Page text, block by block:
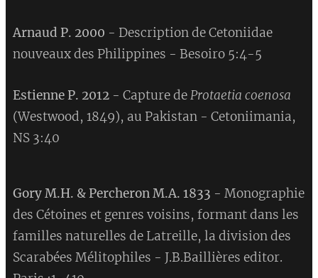
Arnaud P. 2000 - Description de Cetoniidae
nouveaux des Philippines - Besoiro 5:4-5
Estienne P. 2012 - Capture deProtaetia coenosa
(Westwood, 1849), au Pakistan - Cetoniimania,
NS 3:40
Gory M.H. & Percheron M.A. 1833 - Monographie
des Cétoines et genres voisins, formant dans les
familles naturelles de Latreille, la division des
Scarabées Mélitophiles - J.B.Baillières editor.